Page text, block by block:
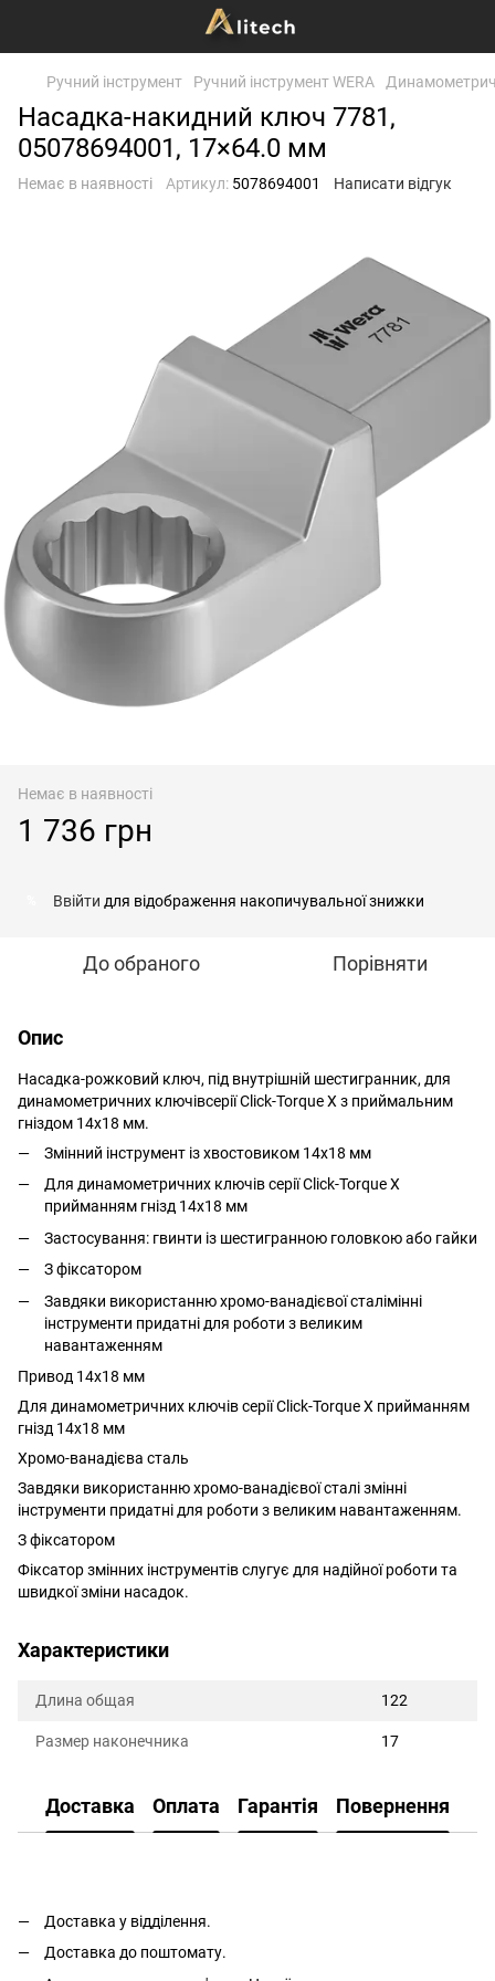
Ручний інструмент Ручний інструмент WERA
Насадка-накидний ключ 7781,
05078694001, 17×64.0 мм
Немає в наявності Артикул: 5078694001 Написати відгук
Немає в наявності
1 736 грн
Ввійти для відображення накопичувальної знижки
До обраного Порівняти
Опис
Насадка-рожковий ключ, під внутрішній шестигранник, для
динамометричних ключівсерії Click-Torque X з приймальним
гніздом 14x18 мм.
Змінний інструмент із хвостовиком 14x18 мм
Для динамометричних ключів серії Click-Torque X
прийманням гнізд 14x18 мм
Застосування: гвинти із шестигранною головкою або гайки
З фіксатором
Завдяки використанню хромо-ванадієвої сталімінні
інструменти придатні для роботи з великим
навантаженням
Привод 14x18 мм
Для динамометричних ключів серії Click-Torque X прийманням
гнізд 14x18 мм
Хромо-ванадієва сталь
Завдяки використанню хромо-ванадієвої сталі змінні
інструменти придатні для роботи з великим навантаженням.
З фіксатором
Фіксатор змінних інструментів слугує для надійної роботи та
швидкої зміни насадок.
Характеристики
Длина общая 122
Размер наконечника 17
Доставка Оплата Гарантія Повернення
Доставка у відділення.
Доставка до поштомату.